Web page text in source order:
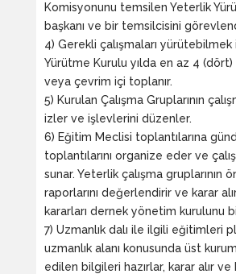
Komisyonunu temsilen Yeterlik
başkanı ve bir temsilcisini
4) Gerekli çalışmaları
Yürütme Kurulu yılda en az 4
veya çevrim içi toplanır.
5) Kurulan Çalışma Gruplarının
izler ve işlevlerini düzenler.
6) Eğitim Meclisi toplantılarına
toplantılarını organize eder ve
sunar. Yeterlik çalışma gruplarının
raporlarını değerlendirir ve karar
kararları dernek yönetim kurulunu
7) Uzmanlık dalı ile ilgili eğitimleri
uzmanlık alanı konusunda üst
edilen bilgileri hazırlar, karar alır ve